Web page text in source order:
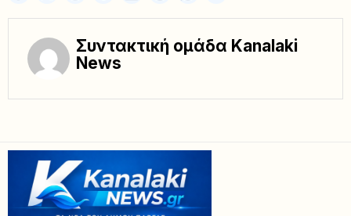
Συντακτική ομάδα Kanalaki
News